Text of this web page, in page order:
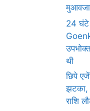
24 घंटे
थी
छिपे
झटका,
राशि